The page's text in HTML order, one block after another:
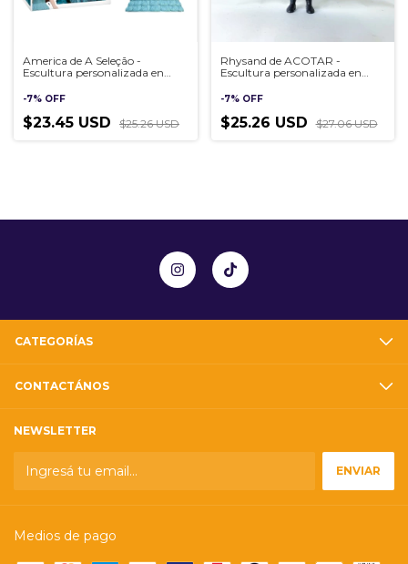
America de A Seleção -
Escultura personalizada en
3D
-7% OFF
$23.45 USD $25.26 USD
Rhysand de ACOTAR -
Escultura personalizada en
3D
-7% OFF
$25.26 USD $27.06 USD
CATEGORÍAS
CONTACTÁNOS
NEWSLETTER
Medios de pago